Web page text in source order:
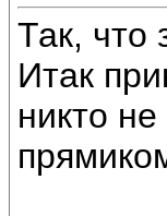
Так, что
Итак
никто